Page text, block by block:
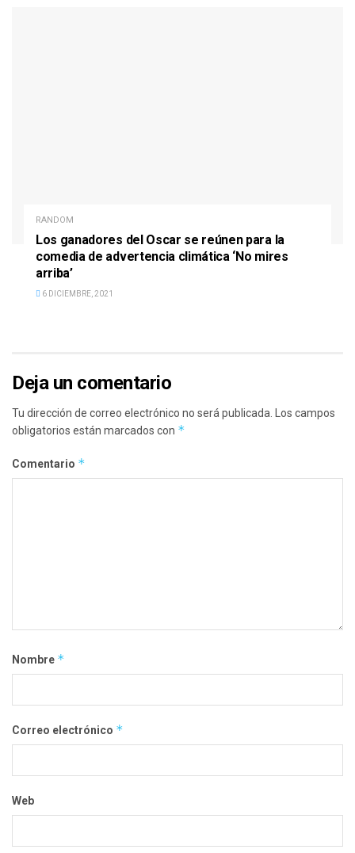
RANDOM
Los ganadores del Oscar se reúnen para la
comedia de advertencia climática ‘No mires
arriba’
6 DICIEMBRE, 2021
Deja un comentario
Tu dirección de correo electrónico no será publicada. Los campos
obligatorios están marcados con *
Comentario *
Nombre *
Correo electrónico *
Web